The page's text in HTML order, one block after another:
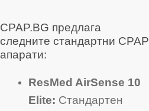
CPAP.BG предлага
следните стандартни CPAP
апарати:
ResMed AirSense 10
Elite: Стандартен